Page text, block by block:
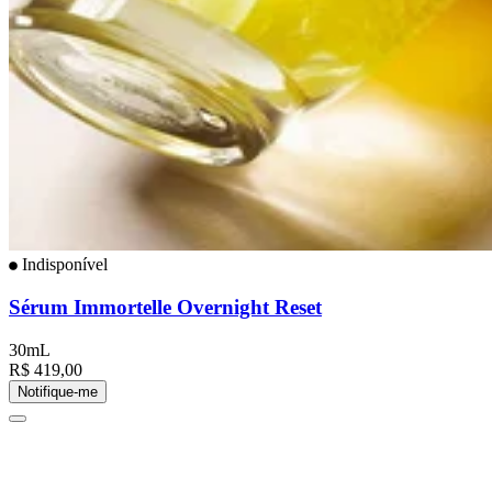
Indisponível
Sérum Immortelle Overnight Reset
30mL
R$ 419,00
Notifique-me